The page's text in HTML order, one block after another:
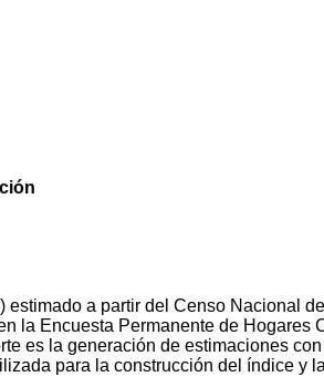
a partir del Censo Nacional
la Encuesta Permanente de Hogares
es la generación de estimaciones
para la construcción del índice y